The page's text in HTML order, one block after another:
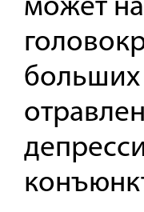
может
больших